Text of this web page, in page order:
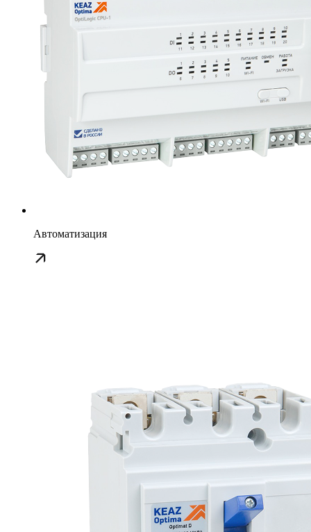
Автоматизация